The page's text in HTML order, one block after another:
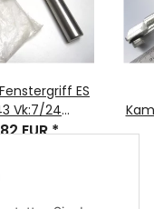
ES
Vk:7/24
Nr.
EUR*